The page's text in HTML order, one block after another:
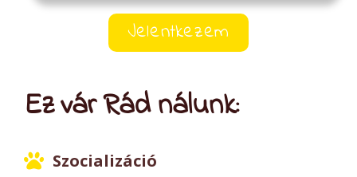
Jelentkezem
Ez vár Rád nálunk:
Szocializáció